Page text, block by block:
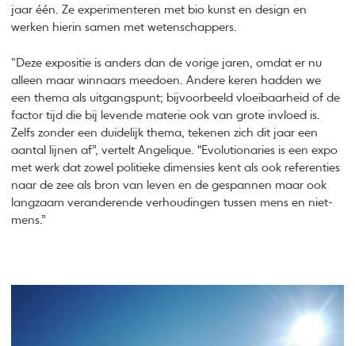
jaar één. Ze experimenteren met bio kunst en design en
werken hierin samen met wetenschappers.
“Deze expositie is anders dan de vorige jaren, omdat er nu
alleen maar winnaars meedoen. Andere keren hadden we
een thema als uitgangspunt; bijvoorbeeld vloeibaarheid of de
factor tijd die bij levende materie ook van grote invloed is.
Zelfs zonder een duidelijk thema, tekenen zich dit jaar een
aantal lijnen af”, vertelt Angelique. "Evolutionaries is een expo
met werk dat zowel politieke dimensies kent als ook referenties
naar de zee als bron van leven en de gespannen maar ook
langzaam veranderende verhoudingen tussen mens en niet-
mens.”